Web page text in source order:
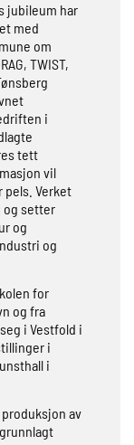
jubileum har
med
om
TWIST,
i
tett
vil
pels. Verket
og setter
og
og
for
og fra
i Vestfold i
i
i
av